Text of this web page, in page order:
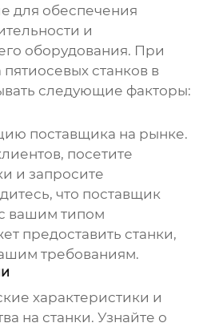
для обеспечения
и
оборудования. При
пятиосевых станков в
следующие факторы:
поставщика на рынке.
посетите
и запросите
что поставщик
вашим типом
предоставить станки,
требованиям.
характеристики и
на станки. Узнайте о